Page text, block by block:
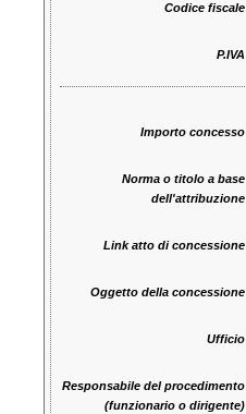
Codice fiscale
P.IVA
Importo concesso
Norma o titolo a base
dell'attribuzione
Link atto di concessione
Oggetto della concessione
Ufficio
Responsabile del procedimento
(funzionario o dirigente)